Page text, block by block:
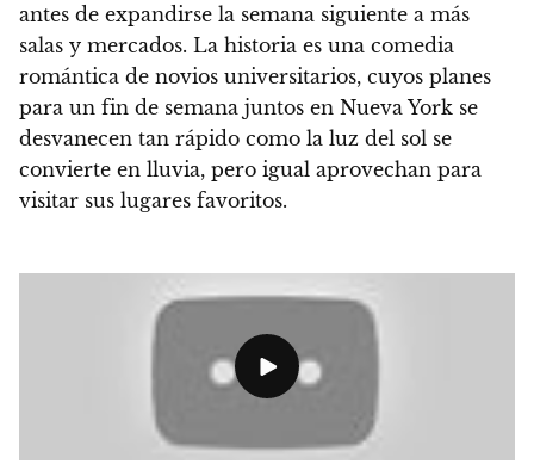
antes de expandirse la semana siguiente a más
salas y mercados. La historia es una comedia
romántica de novios universitarios, cuyos planes
para un fin de semana juntos en Nueva York se
desvanecen tan rápido como la luz del sol se
convierte en lluvia, pero igual aprovechan para
visitar sus lugares favoritos.